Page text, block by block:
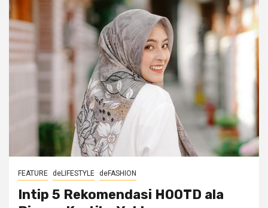
FEATURE deLIFESTYLE deFASHION
Intip 5 Rekomendasi HOOTD ala